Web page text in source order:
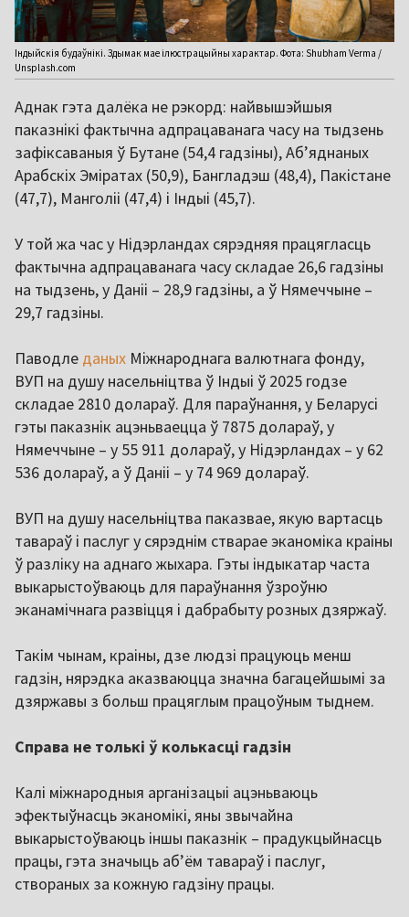
Індыйскія будаўнікі. Здымак мае ілюстрацыйны характар. Фота: Shubham Verma /
Unsplash.com
Аднак гэта далёка не рэкорд: найвышэйшыя
паказнікі фактычна адпрацаванага часу на тыдзень
зафіксаваныя ў Бутане (54,4 гадзіны), Абʼяднаных
Арабскіх Эміратах (50,9), Бангладэш (48,4), Пакістане
(47,7), Манголіі (47,4) і Індыі (45,7).
У той жа час у Нідэрландах сярэдняя працягласць
фактычна адпрацаванага часу складае 26,6 гадзіны
на тыдзень, у Даніі – 28,9 гадзіны, а ў Нямеччыне –
29,7 гадзіны.
Паводле даных Міжнароднага валютнага фонду,
ВУП на душу насельніцтва ў Індыі ў 2025 годзе
складае 2810 долараў. Для параўнання, у Беларусі
гэты паказнік ацэньваецца ў 7875 долараў, у
Нямеччыне – у 55 911 долараў, у Нідэрландах – у 62
536 долараў, а ў Даніі – у 74 969 долараў.
ВУП на душу насельніцтва паказвае, якую вартасць
тавараў і паслуг у сярэднім стварае эканоміка краіны
ў разліку на аднаго жыхара. Гэты індыкатар часта
выкарыстоўваюць для параўнання ўзроўню
эканамічнага развіцця і дабрабыту розных дзяржаў.
Такім чынам, краіны, дзе людзі працуюць менш
гадзін, нярэдка аказваюцца значна багацейшымі за
дзяржавы з больш працяглым працоўным тыднем.
Справа не толькі ў колькасці гадзін
Калі міжнародныя арганізацыі ацэньваюць
эфектыўнасць эканомікі, яны звычайна
выкарыстоўваюць іншы паказнік – прадукцыйнасць
працы, гэта значыць абʼём тавараў і паслуг,
створаных за кожную гадзіну працы.